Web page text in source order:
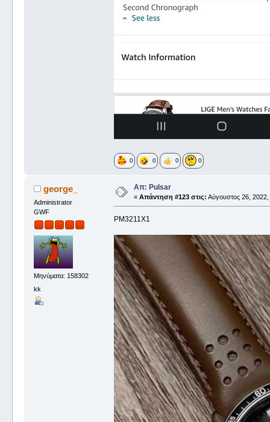
0 0 0 0
george_
Administrator
GWF
Μηνύματα: 158302
kk
Απ: Pulsar
« Απάντηση #123 στις: Αύγουστος 26,
PM3211X1